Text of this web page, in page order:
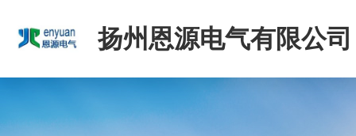
扬州恩源电气有限公司